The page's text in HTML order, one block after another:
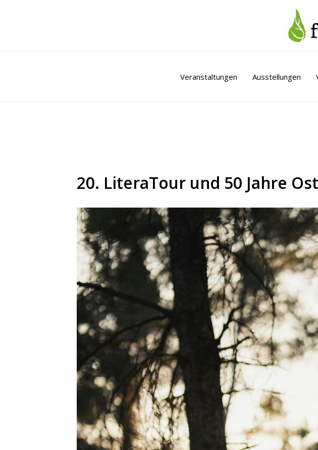
Veranstaltungen Ausstellungen
20. LiteraTour und 50 Jahre